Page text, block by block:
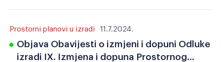
Prostorni planovi u izradi 11.7.2024.
Objava Obavijesti o izmjeni i dopuni Odluke
izradi IX. Izmjena i dopuna Prostornog